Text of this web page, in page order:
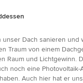
unser Dach sanieren
Traum von einem
Raum und
noch eine
Auch hier hat er